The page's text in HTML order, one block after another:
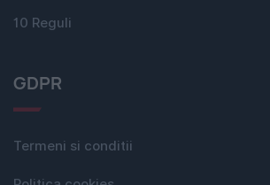
10 Reguli
GDPR
Termeni si conditii